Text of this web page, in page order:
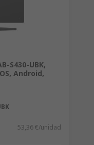
S430-UBK,
Android,
53,36 €/unidad